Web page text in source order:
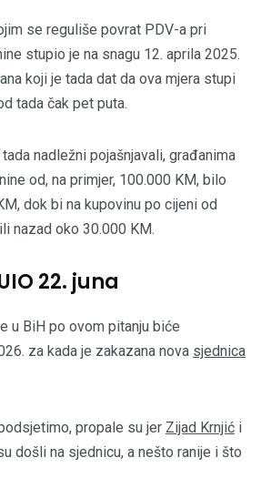
se reguliše povrat PDV-a pri
stupio je na snagu 12. aprila 2025.
koji je tada dat da ova mjera stupi
tada čak pet puta.
nadležni pojašnjavali, građanima
od, na primjer, 100.000 KM, bilo
dok bi na kupovinu po cijeni od
nazad oko 30.000 KM.
22. juna
u BiH po ovom pitanju biće
za kada je zakazana nova sjednica
propale su jer Zijad Krnjić i
došli na sjednicu, a nešto ranije i što